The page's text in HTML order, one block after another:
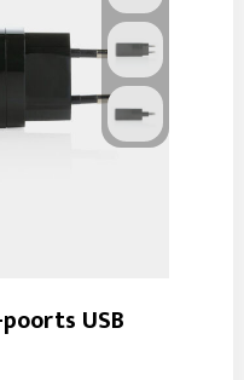
USB